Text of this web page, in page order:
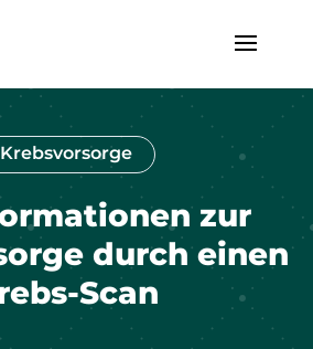
Krebsvorsorge
zur
durch einen
Scan